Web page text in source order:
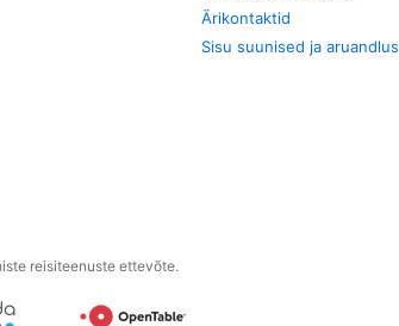
Ärikontaktid
Sisu suunised ja aruandlus
reisiteenuste ettevõte.